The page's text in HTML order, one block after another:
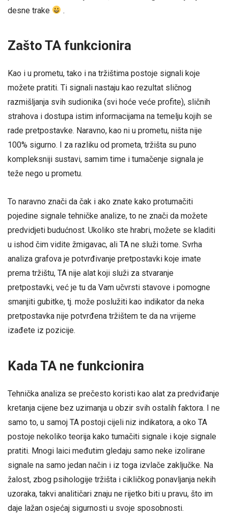
desne trake
.
Zašto TA funkcionira
Kao i u prometu, tako i na tržištima postoje signali koje
možete pratiti. Ti signali nastaju kao rezultat sličnog
razmišljanja svih sudionika (svi hoće veće profite), sličnih
strahova i dostupa istim informacijama na temelju kojih se
rade pretpostavke. Naravno, kao ni u prometu, ništa nije
100% sigurno. I za razliku od prometa, tržišta su puno
kompleksniji sustavi, samim time i tumačenje signala je
teže nego u prometu.
To naravno znači da čak i ako znate kako protumačiti
pojedine signale tehničke analize, to ne znači da možete
predvidjeti budućnost. Ukoliko ste hrabri, možete se kladiti
u ishod čim vidite žmigavac, ali TA ne služi tome. Svrha
analiza grafova je potvrđivanje pretpostavki koje imate
prema tržištu, TA nije alat koji služi za stvaranje
pretpostavki, već je tu da Vam učvrsti stavove i pomogne
smanjiti gubitke, tj. može poslužiti kao indikator da neka
pretpostavka nije potvrđena tržištem te da na vrijeme
izađete iz pozicije.
Kada TA ne funkcionira
Tehnička analiza se prečesto koristi kao alat za predviđanje
kretanja cijene bez uzimanja u obzir svih ostalih faktora. I ne
samo to, u samoj TA postoji cijeli niz indikatora, a oko TA
postoje nekoliko teorija kako tumačiti signale i koje signale
pratiti. Mnogi laici međutim gledaju samo neke izolirane
signale na samo jedan način i iz toga izvlače zaključke. Na
žalost, zbog psihologije tržišta i cikličkog ponavljanja nekih
uzoraka, takvi analitičari znaju ne rijetko biti u pravu, što im
daje lažan osjećaj sigurnosti u svoje sposobnosti.